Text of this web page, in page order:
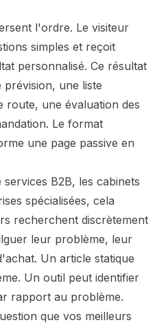
l'ordre. Le visiteur
simples et reçoit
personnalisé. Ce résultat
une liste
route, une évaluation des
Le format
une page passive en
B2B, les cabinets
spécialisées, cela
recherchent discrètement
leur problème, leur
Un article statique
Un outil peut identifier
rapport au problème.
que vos meilleurs